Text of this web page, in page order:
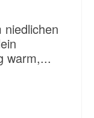
warm,...